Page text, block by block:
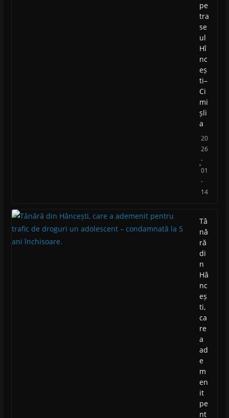
pe
tra
se
ul
Hî
nc
eș
ti–
Ci
mi
șli
a
20
26
-
01
-
14
Tâ
nă
ră
di
n
Hâ
nc
eș
ti,
ca
re
a
ad
e
m
en
it
pe
nt